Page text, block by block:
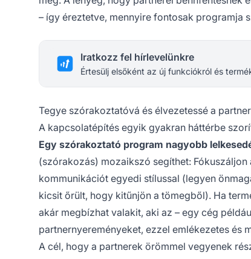
– így éreztetve, mennyire fontosak programja
Iratkozz fel hírlevelünkre
Értesülj elsőként az új funkciókról és
Tegye szórakoztatóvá és élvezetessé a
A kapcsolatépítés egyik gyakran háttérbe
Egy szórakoztató program nagyobb
(szórakozás) mozaikszó segíthet:
kommunikációt egyedi stílussal (legyen
kicsit őrült, hogy kitűnjön a tömegből). Ha
akár megbízhat valakit, aki az – egy cég
partnernyereményeket, ezzel emlékezetes és
A cél, hogy a partnerek örömmel vegyenek